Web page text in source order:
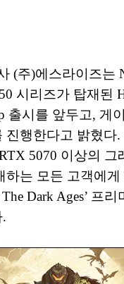
(주)에스라이즈는
시리즈가 탑재된
출시를 앞두고, 게
진행한다고 밝혔다
5070 이상의 그
하는 모든 고객에
Dark Ages’ 프